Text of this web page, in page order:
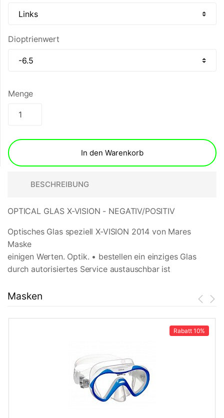
Dioptrienwert
Menge
In den Warenkorb
BESCHREIBUNG
OPTICAL GLAS X-VISION - NEGATIV/POSITIV
Optisches Glas speziell X-VISION 2014 von Mares
Maske
einigen Werten. Optik. • bestellen ein einziges Glas
durch autorisiertes Service austauschbar ist
Masken
Rabatt 10%